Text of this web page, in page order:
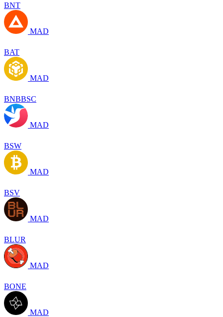
BNT
MAD
BAT
MAD
BNBBSC
MAD
BSW
MAD
BSV
MAD
BLUR
MAD
BONE
MAD